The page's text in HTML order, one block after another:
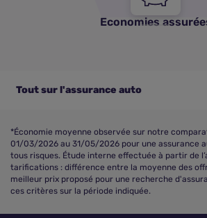
Economies
Tout sur l'assurance auto
*Économie moyenne observée sur notre
01/03/2026 au 31/05/2026 pour une assurance
tous risques. Étude interne effectuée à partir de
tarifications : différence entre la moyenne des
meilleur prix proposé pour une recherche
ces critères sur la période indiquée.